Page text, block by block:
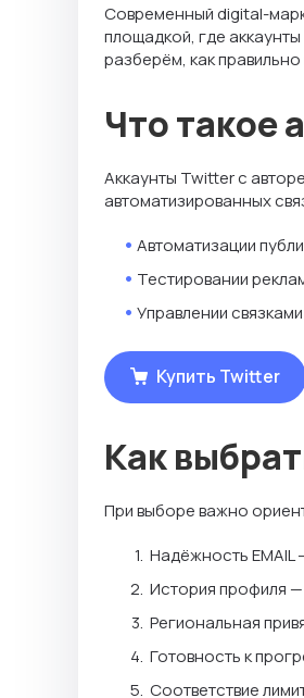
Современный digital-
площадкой, где
разберём, как
Что такое
Аккаунты Twitter с
автоматизированных
Автоматизации
Тестировании
Управлении
Купить Twitter
Как
При выборе важно
Надёжность EMAIL
История профиля
Региональная
Готовность к
Соответствие